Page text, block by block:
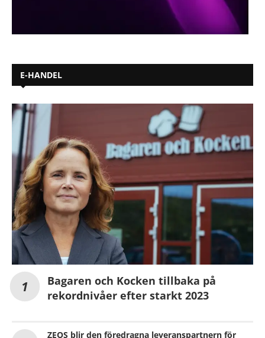
E-HANDEL
Bagaren och Kocken tillbaka på
rekordnivåer efter starkt 2023
ZEOS blir den föredragna leveranspartnern för